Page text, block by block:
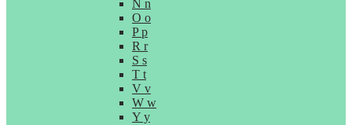
N n
O o
P p
R r
S s
T t
V v
W w
Y y